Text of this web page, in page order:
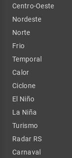
Centro-Oeste
Nordeste
Norte
Frio
Temporal
Calor
Ciclone
El Niño
La Niña
Turismo
Radar RS
Carnaval